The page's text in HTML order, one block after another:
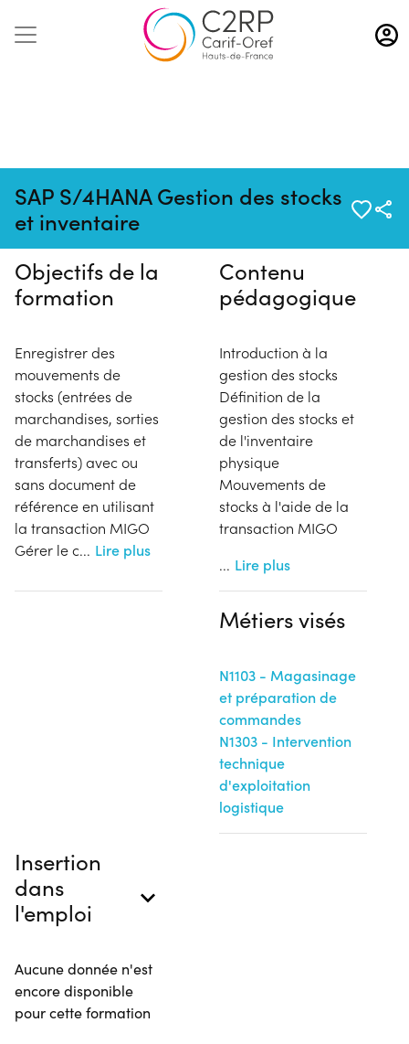
Aller
au
contenu
SAP S/4HANA Gestion des stocks
et inventaire
Pas de session programmée en
ce moment
Objectifs de la
formation
Enregistrer des
mouvements de
stocks (entrées de
marchandises, sorties
de marchandises et
transferts) avec ou
sans document de
référence en utilisant
la transaction MIGO
Gérer le c... Lire plus
Contenu
pédagogique
Introduction à la
gestion des stocks
Définition de la
gestion des stocks et
de l'inventaire
physique
Mouvements de
stocks à l'aide de la
transaction MIGO
... Lire plus
Métiers visés
N1103 - Magasinage
et préparation de
commandes
N1303 - Intervention
technique
d'exploitation
logistique
Insertion
dans
l'emploi
Aucune donnée n'est
encore disponible
pour cette formation